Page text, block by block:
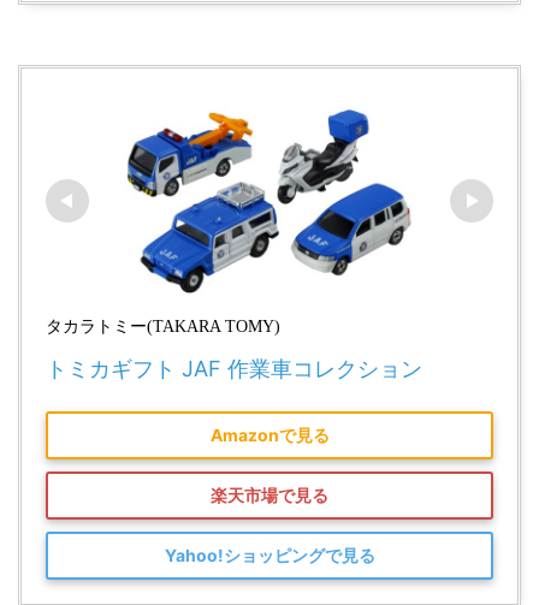
タカラトミー(TAKARA TOMY)
トミカギフト JAF 作業車コレクション
Amazonで見る
楽天市場で見る
Yahoo!ショッピングで見る